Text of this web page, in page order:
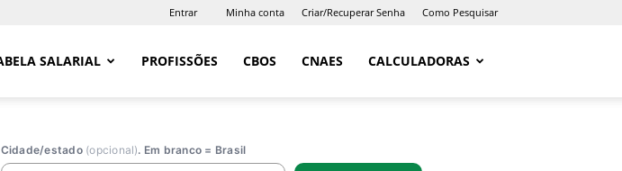
Entrar Minha conta Criar/Recuperar Senha Como Pesquisar
SALARIAL PROFISSÕES CBOS CNAES CALCULADORAS
Cidade/estado (opcional). Em branco = Brasil